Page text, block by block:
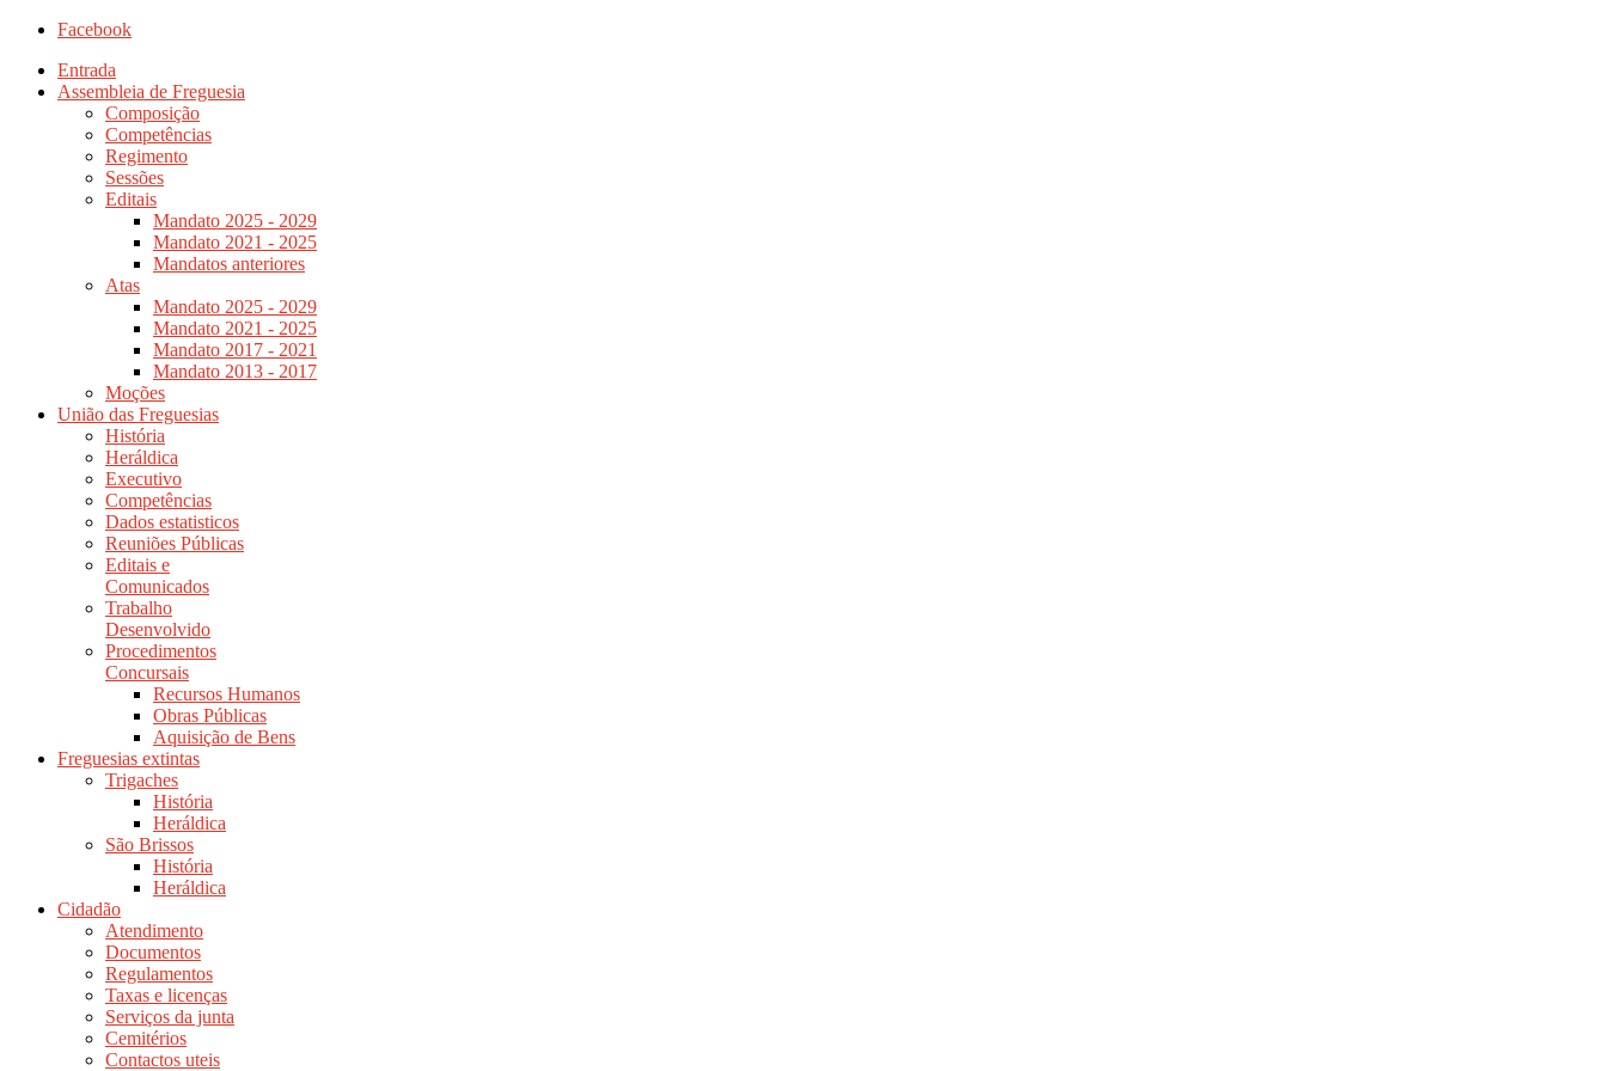
Facebook
Entrada
Assembleia de Freguesia
Composição
Competências
Regimento
Sessões
Editais
Mandato 2025 - 2029
Mandato 2021 - 2025
Mandatos anteriores
Atas
Mandato 2025 - 2029
Mandato 2021 - 2025
Mandato 2017 - 2021
Mandato 2013 - 2017
Moções
União das Freguesias
História
Heráldica
Executivo
Competências
Dados estatisticos
Reuniões Públicas
Editais e
Comunicados
Trabalho
Desenvolvido
Procedimentos
Concursais
Recursos Humanos
Obras Públicas
Aquisição de Bens
Freguesias extintas
Trigaches
História
Heráldica
São Brissos
História
Heráldica
Cidadão
Atendimento
Documentos
Regulamentos
Taxas e licenças
Serviços da junta
Cemitérios
Contactos uteis